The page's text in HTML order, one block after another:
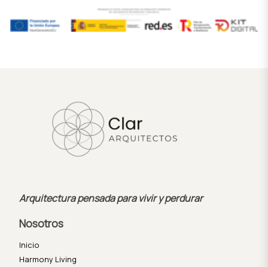
Arquitectura pensada para vivir y perdurar
Nosotros
Inicio
Harmony Living